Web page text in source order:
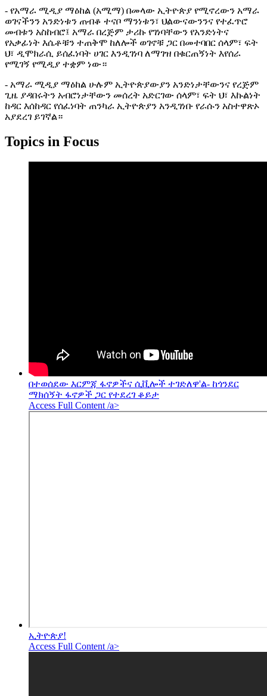
- የአማራ ሚዲያ ማዕከል (አሚማ) በመላው ኢትዮጵያ የሚኖረውን አማራ
ወገናችንን አንድነቱን ጠብቆ ተናቦ ማንነቱን፣ ህልውናውንንና የተፈጥሮ
መብቱን አስከብሮ፤ አማራ በረጅም ታሪኩ የገነባቸውን የአንድነትና
የአቃፊነት እሴቶቹን ተጠቅሞ ከለሎች ወገኖቹ ጋር በመተባበር ሰላም፣ ፍት
ህ፣ ዲሞክራሲ ይሰፈነባት ሀገር እንዲገነባ ለማገዝ በቁርጠኝነት እየሰራ
የሚገኝ የሚዲያ ተቋም ነው።
- አማራ ሚዲያ ማዕከል ሁሉም ኢትዮጵያውያን አንድነታቸውንና የረጅም
ጊዜ ያዳበሩትን አብሮነታቸውን መሰረት አድርገው ሰላም፣ ፍት ህ፣ እኩልነት
ከዳር እሰከዳር የሰፈነባት ጠንካራ ኢትዮጵያን አንዲገነቡ የራሱን አስተዋጽኦ
አያደረገ ይገኛል።
Topics in Focus
በተወሰደው እርምጃ ፋኖዎችና ሲቪሎች ተገድለዋ'ል- ከጎንደር
ማክሰኝት ፋኖዎች ጋር የተደረገ ቆይታ
Access Full Content /a>
ኢትዮጵያ!
Access Full Content /a>